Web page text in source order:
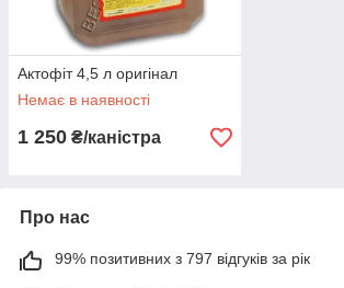
Актофіт 4,5 л оригінал
Немає в наявності
1 250 ₴/каністра
Про нас
99% позитивних з 797 відгуків за рік